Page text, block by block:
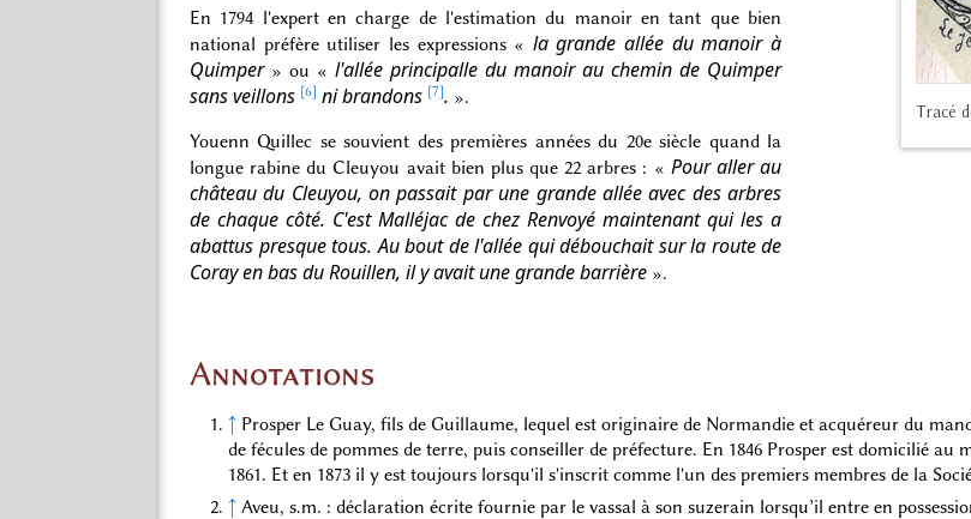
En 1794 l'expert en charge de l'estimation du manoir en tant que bien
national préfère utiliser les expressions « la grande allée du manoir à
Quimper» ou « l'allée principalle du manoir au chemin de Quimper
sans veillons [6] ni brandons [7]. ».
Youenn Quillec se souvient des premières années du 20e siècle quand la
longue rabine du Cleuyou avait bien plus que 22 arbres : « Pour aller au
château du Cleuyou, on passait par une grande allée avec des arbres
de chaque côté. C'est Malléjac de chez Renvoyé maintenant qui les a
abattus presque tous. Au bout de l'allée qui débouchait sur la route de
Coray en bas du Rouillen, il y avait une grande barrière ».
Tracé
Annotations
↑ Prosper Le Guay, fils de Guillaume, lequel est originaire de Normandie et acquéreur du
de fécules de pommes de terre, puis conseiller de préfecture. En 1846 Prosper est domicilié
1861. Et en 1873 il y est toujours lorsqu'il s'inscrit comme l'un des premiers membres de la
↑ Aveu, s.m. : déclaration écrite fournie par le vassal à son suzerain lorsqu’il entre en